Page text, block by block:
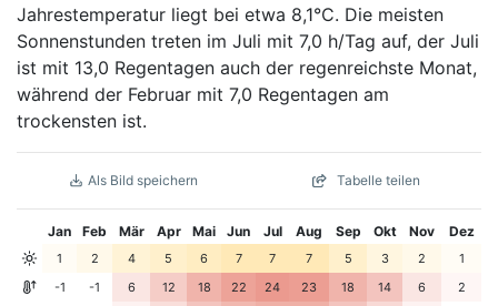
Jahrestemperatur liegt bei etwa 8,1°C. Die meisten
Sonnenstunden treten im Juli mit 7,0 h/Tag auf, der Juli
ist mit 13,0 Regentagen auch der regenreichste Monat,
während der Februar mit 7,0 Regentagen am
trockensten ist.
Als Bild speichern Tabelle teilen
Jan Feb Mär Apr Mai Jun Jul Aug Sep Okt Nov Dez
1 2 4 5 6 7 7 7 5 3 2
1
-1
-1 6 12 18 22 24 23 18 14 6
2